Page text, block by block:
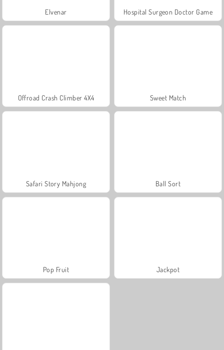
Elvenar Hospital Surgeon Doctor Game
Offroad Crash Climber 4X4 Sweet Match
Safari Story Mahjong Ball Sort
Pop Fruit Jackpot